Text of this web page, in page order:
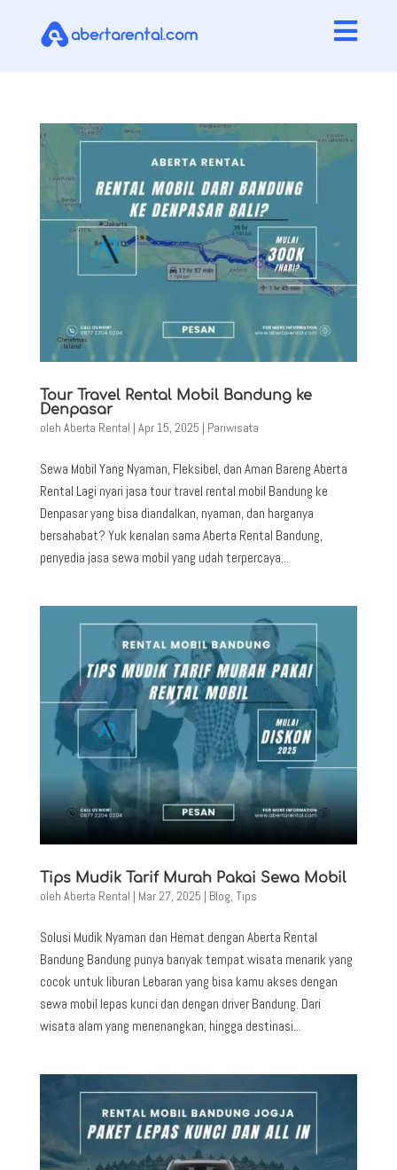

Tour Travel Rental Mobil Bandung ke
Denpasar
oleh Aberta Rental | Apr 15, 2025 | Pariwisata
Sewa Mobil Yang Nyaman, Fleksibel, dan Aman Bareng Aberta
Rental Lagi nyari jasa tour travel rental mobil Bandung ke
Denpasar yang bisa diandalkan, nyaman, dan harganya
bersahabat? Yuk kenalan sama Aberta Rental Bandung,
penyedia jasa sewa mobil yang udah terpercaya...
Tips Mudik Tarif Murah Pakai Sewa Mobil
oleh Aberta Rental | Mar 27, 2025 | Blog, Tips
Solusi Mudik Nyaman dan Hemat dengan Aberta Rental
Bandung Bandung punya banyak tempat wisata menarik yang
cocok untuk liburan Lebaran yang bisa kamu akses dengan
sewa mobil lepas kunci dan dengan driver Bandung. Dari
wisata alam yang menenangkan, hingga destinasi...